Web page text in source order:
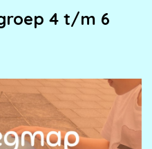
4 t/m 6